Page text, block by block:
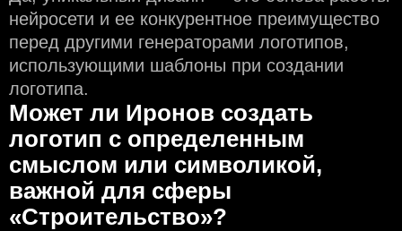
нейросети и еe конкурентное преимущество
перед другими генераторами логотипов,
использующими шаблоны при создании
логотипа.
Может ли Иронов создать
логотип с определeнным
смыслом или символикой,
важной для сферы
«Строительство»?